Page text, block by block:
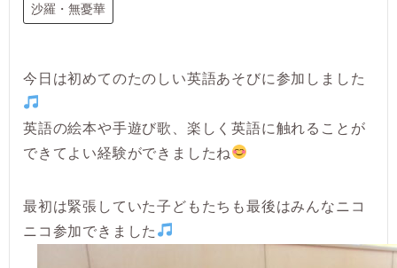
沙羅・無憂華
今日は初めてのたのしい英語あそびに参加しました
英語の絵本や手遊び歌、楽しく英語に触れることが
できてよい経験ができましたね
最初は緊張していた子どもたちも最後はみんなニコ
ニコ参加できました